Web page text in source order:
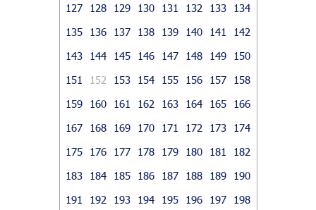
127
128 129 130 131 132 133
134
135
136 137 138 139 140 141
142
143
144 145 146 147 148 149
150
151
152 153 154 155 156 157
158
159
160 161 162 163 164 165
166
167
168 169 170 171 172 173
174
175
176 177 178 179 180 181
182
183
184 185 186 187 188 189
190
191
192 193 194 195 196 197
198